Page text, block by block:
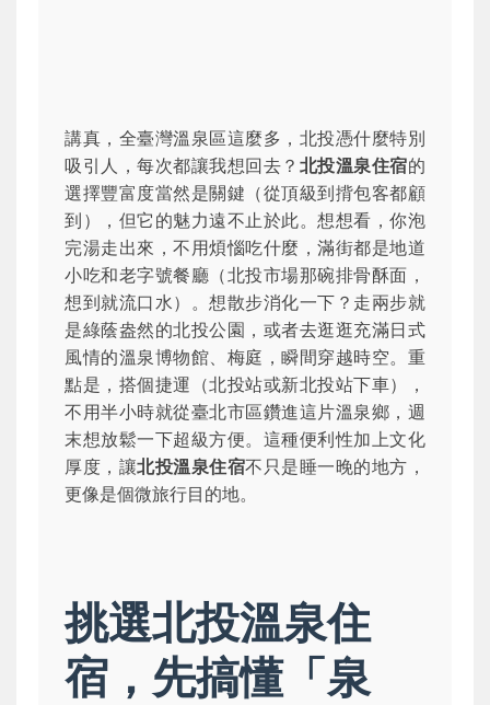
講真，全臺灣溫泉區這麼多，北投憑什麼特別
吸引人，每次都讓我想回去？ 北投溫泉住宿的
選擇豐富度當然是關鍵（從頂級到揹包客都顧
到），但它的魅力遠不止於此。想想看，你泡
完湯走出來，不用煩惱吃什麼，滿街都是地道
小吃和老字號餐廳（北投市場那碗排骨酥面，
想到就流口水）。想散步消化一下？走兩步就
是綠蔭盎然的北投公園，或者去逛逛充滿日式
風情的溫泉博物館、梅庭，瞬間穿越時空。重
點是，搭個捷運（北投站或新北投站下車），
不用半小時就從臺北市區鑽進這片溫泉鄉，週
末想放鬆一下超級方便。這種便利性加上文化
厚度，讓北投溫泉住宿不只是睡一晚的地方，
更像是個微旅行目的地。
挑選北投溫泉住
宿，先搞懂「泉